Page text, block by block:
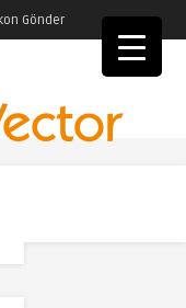
Gönder